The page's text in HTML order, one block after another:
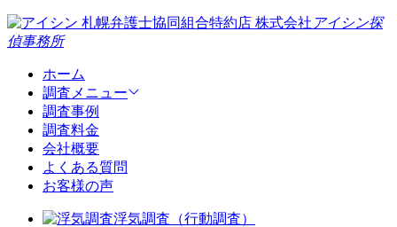
札幌弁護士協同組合特約店 株式会社 アイシン探
偵事務所
ホーム
調査メニュー
調査事例
調査料金
会社概要
よくある質問
お客様の声
浮気調査（行動調査）